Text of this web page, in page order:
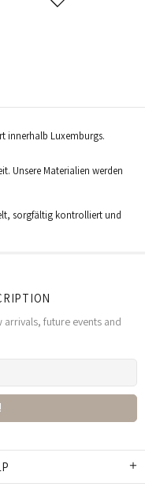
innerhalb Luxemburgs.
Unsere Materialien werden
sorgfältig kontrolliert und
future events and